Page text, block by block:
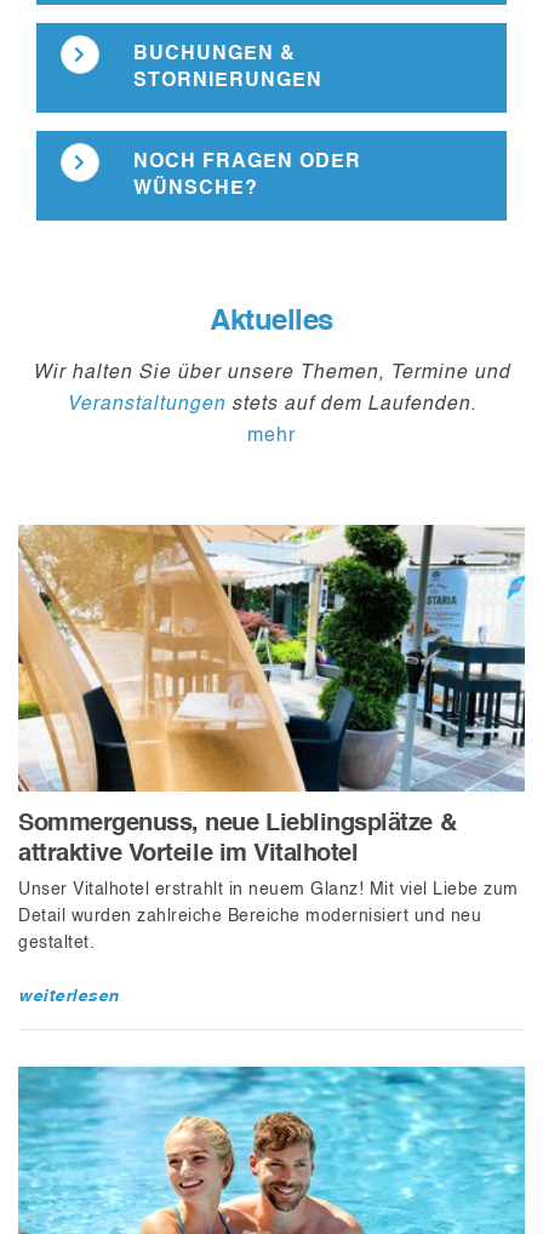
BUCHUNGEN &
STORNIERUNGEN
NOCH FRAGEN ODER
WÜNSCHE?
Aktuelles
Wir halten Sie über unsere Themen, Termine und
Veranstaltungen stets auf dem Laufenden.
mehr
Sommergenuss, neue Lieblingsplätze &
attraktive Vorteile im Vitalhotel
Unser Vitalhotel erstrahlt in neuem Glanz! Mit viel Liebe zum
Detail wurden zahlreiche Bereiche modernisiert und neu
gestaltet.
weiterlesen